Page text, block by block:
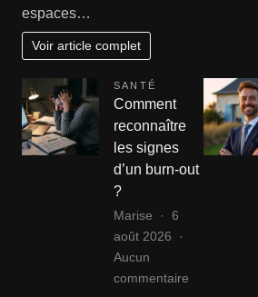
guide
complet
de
espaces…
Voir article complet
SANTÉ
Comment
reconnaître
les signes
d’un burn-out
?
Marise
6
août 2026
Aucun
commentairesur